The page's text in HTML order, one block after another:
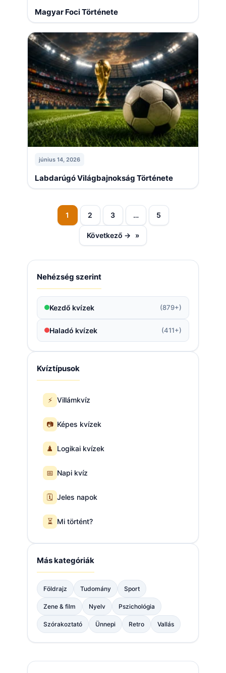
Magyar Foci Története
június 14, 2026
Labdarúgó Világbajnokság Története
1 2 3 … 5
Következő → »
Nehézség szerint
Kezdő kvízek (879+)
Haladó kvízek (411+)
Kvíztípusok
⚡ Villámkvíz
📷 Képes kvízek
♟️ Logikai kvízek
📅 Napi kvíz
🗓️ Jeles napok
⏳ Mi történt?
Más kategóriák
Földrajz Tudomány Sport
Zene & film Nyelv Pszichológia
Szórakoztató Ünnepi Retro Vallás